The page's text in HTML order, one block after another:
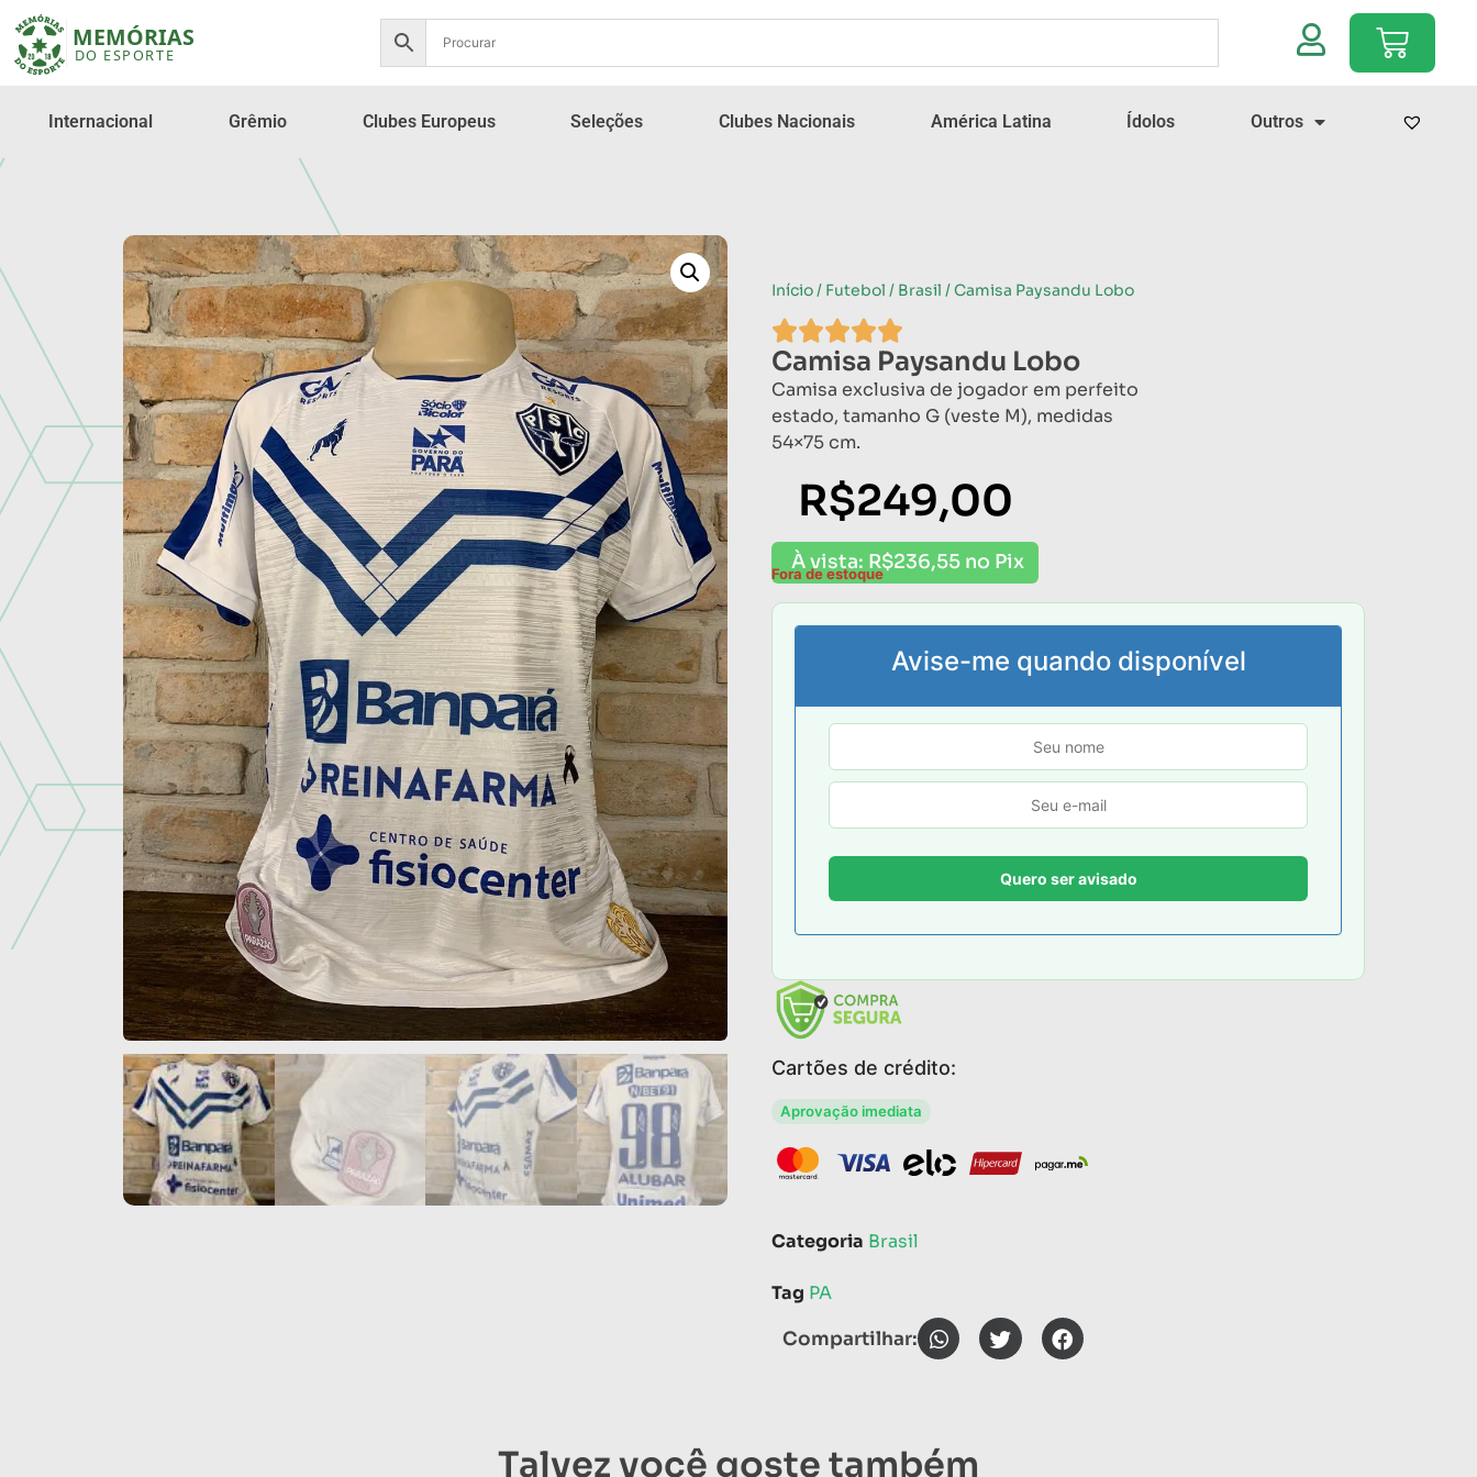
Internacional Grêmio Clubes Europeus Seleções Clubes Nacionais América Latina Ídolos Outros
Início/ Futebol / Brasil / Camisa Paysandu Lobo
Camisa Paysandu Lobo
Camisa exclusiva de jogador em perfeito
estado, tamanho G (veste M), medidas
54×75 cm.
R$249,00
À vista: R$236,55 no Pix
Fora de estoque
Avise-me quando disponível
Cartões de crédito:
Aprovação imediata
Categoria Brasil
Tag PA
Compartilhar:
Talvez você goste também